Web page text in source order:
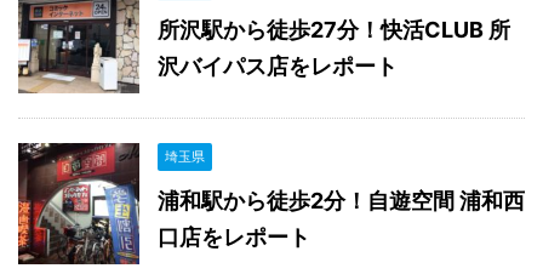
所沢駅から徒歩27分！快活CLUB 所
沢バイパス店をレポート
埼玉県
浦和駅から徒歩2分！自遊空間 浦和西
口店をレポート